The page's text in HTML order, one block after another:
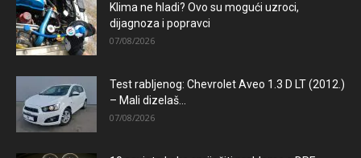
Klima ne hladi? Ovo su mogući uzroci,
dijagnoza i popravci
07/08/2026
Test rabljenog: Chevrolet Aveo 1.3 D LT (2012.)
– Mali dizelaš...
07/08/2026